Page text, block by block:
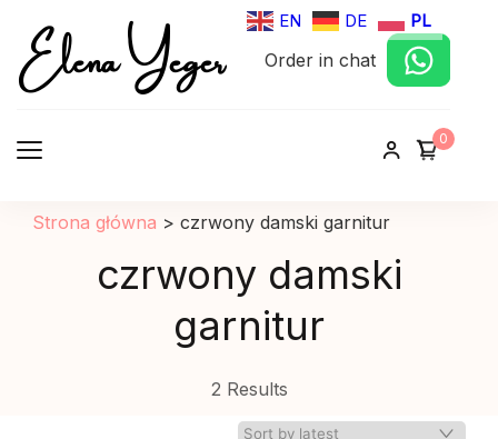
EN DE PL
Elena Yeger
Sklep internetowy odziez damska
Order in chat
0
Strona główna > czrwony damski garnitur
czrwony damski
garnitur
2 Results